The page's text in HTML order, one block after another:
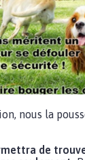
nous la
de